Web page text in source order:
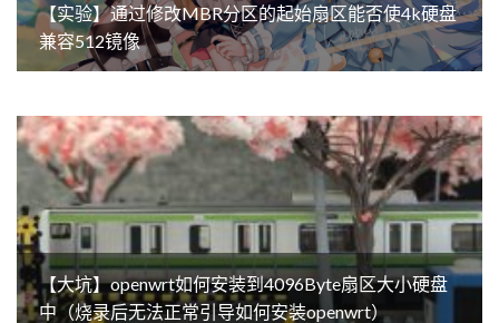
【实验】通过修改MBR分区的起始扇区能否使4k硬盘
兼容512镜像
【大坑】openwrt如何安装到4096Byte扇区大小硬盘
中（烧录后无法正常引导如何安装openwrt）